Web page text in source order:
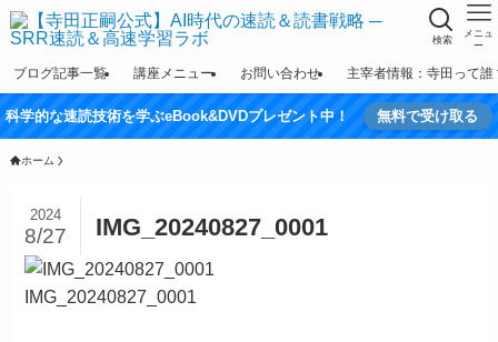
検索
メニュ
ー
ブログ記事一覧 講座メニュー お問い合わせ 主宰者情報：寺田って誰
科学的な速読技術を学ぶeBook&DVDプレゼント中！ 無料で受け取る
ホーム
IMG_20240827_0001
2024
8/27
IMG_20240827_0001